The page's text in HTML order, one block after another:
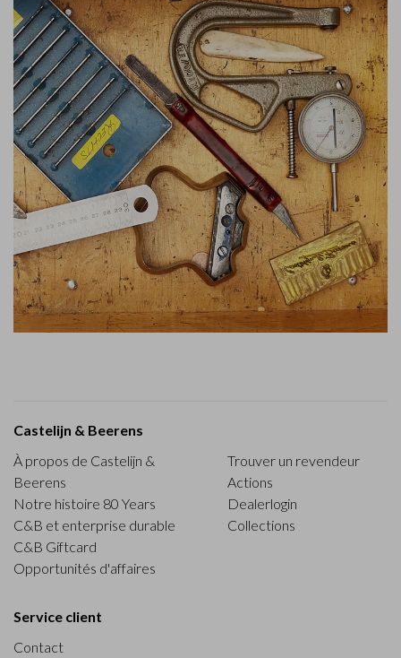
Castelijn & Beerens
À propos de Castelijn &
Beerens
Notre histoire 80 Years
C&B et enterprise durable
C&B Giftcard
Opportunités d'affaires
Trouver un revendeur
Actions
Dealerlogin
Collections
Service client
Contact